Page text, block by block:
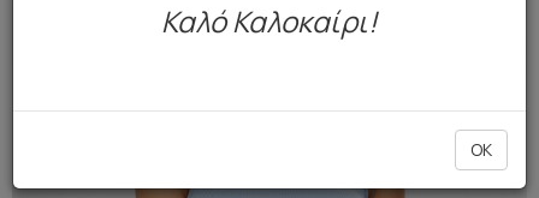
Καλό Καλοκαίρι!
OK